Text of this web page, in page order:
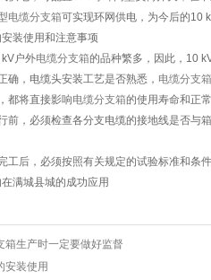
电缆分支箱可实现环网供电，为今后的10
装使用和注意事项
户外电缆分支箱的品种繁多，因此，10
，电缆头安装工艺是否熟悉， 电缆分支箱
，都将直接影响电缆分支箱的使用寿命和正常运
前，必须检查各分支电缆的接地线是否与
工后，必须按照有关规定的试验标准和条件
满城县城的成功应用
箱生产时一定要做好监督
安装使用